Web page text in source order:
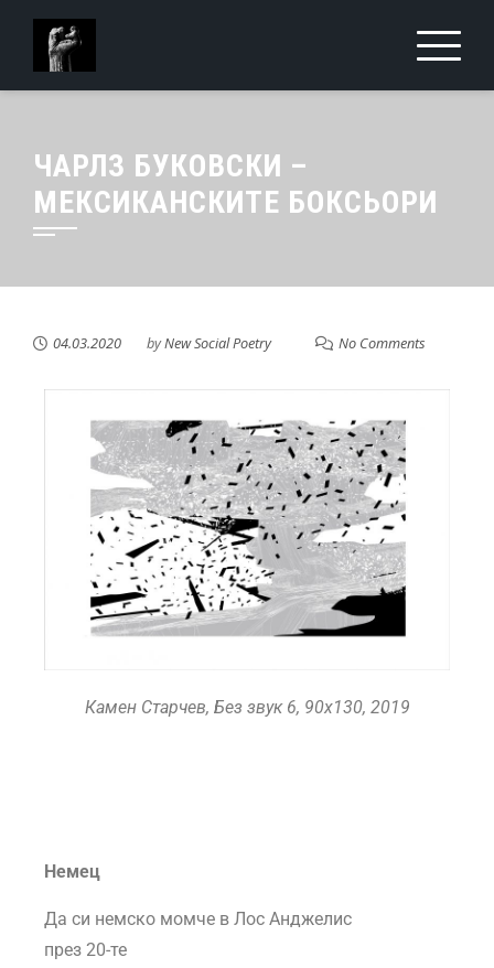
ЧАРЛЗ БУКОВСКИ –
МЕКСИКАНСКИТЕ БОКСЬОРИ
04.03.2020 byNew Social Poetry No Comments
Камен Старчев, Без звук 6, 90х130, 2019
Немец
Да си немско момче в Лос Анджелис
през 20-те